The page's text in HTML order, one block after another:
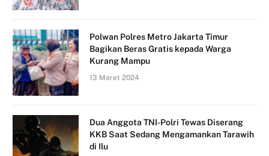
Polwan Polres Metro Jakarta Timur
Bagikan Beras Gratis kepada Warga
Kurang Mampu
13 Maret 2024
Dua Anggota TNI-Polri Tewas Diserang
KKB Saat Sedang Mengamankan Tarawih
di Ilu